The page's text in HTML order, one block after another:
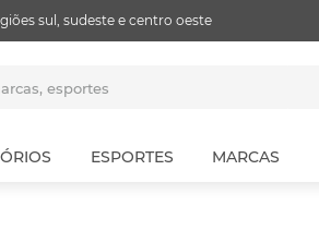
sul, sudeste e centro oeste
ESPORTES MARCAS